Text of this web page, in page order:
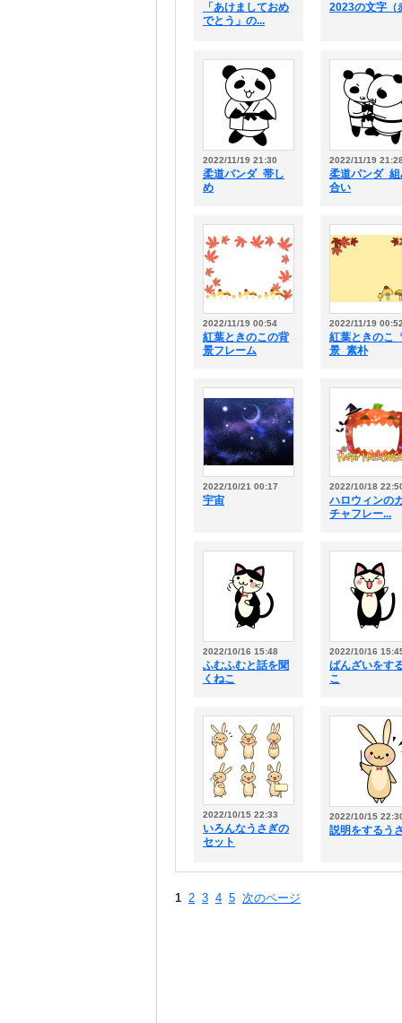
「あけましておめ
でとう」の...
2023の文字（
2022/11/19 21:30
柔道パンダ_帯し
め
2022/11/19
柔道パンダ_
合い
2022/11/19 00:54
紅葉ときのこの背
景フレーム
2022/11/19
紅葉ときのこ
景_素朴
2022/10/21 00:17
宇宙
2022/10/18
ハロウィンの
チャフレー...
2022/10/16 15:48
ふむふむと話を聞
くねこ
2022/10/16
ばんざいをす
こ
2022/10/15 22:33
いろんなうさぎの
セット
2022/10/15
説明をするう
1 2 3 4 5 次のページ